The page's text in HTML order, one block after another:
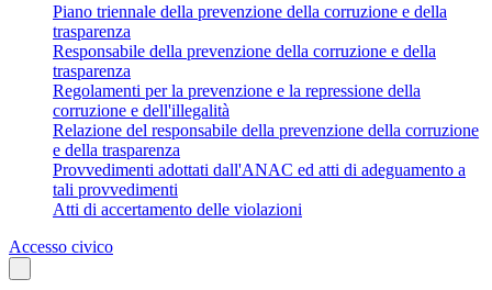
Piano triennale della prevenzione della corruzione e della
trasparenza
Responsabile della prevenzione della corruzione e della
trasparenza
Regolamenti per la prevenzione e la repressione della
corruzione e dell'illegalità
Relazione del responsabile della prevenzione della corruzione
e della trasparenza
Provvedimenti adottati dall'ANAC ed atti di adeguamento a
tali provvedimenti
Atti di accertamento delle violazioni
Accesso civico